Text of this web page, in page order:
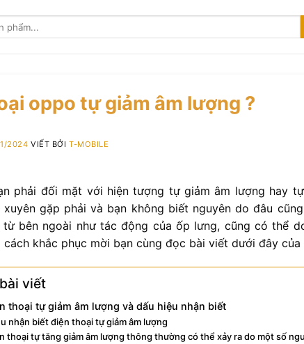
oppo tự giảm âm lượng ?
2024 VIẾT BỞI T-MOBILE
phải đối mặt với hiện tượng tự giảm âm lượng hay
gặp phải và bạn không biết nguyên do đâu
từ bên ngoài như tác động của ốp lưng, cũng có thể
khắc phục mời bạn cùng đọc bài viết dưới đây của
viết
thoại tự giảm âm lượng và dấu hiệu nhận biết
nhận biết điện thoại tự giảm âm lượng
thoại tự tăng giảm âm lượng thông thường có thể xảy ra do một số